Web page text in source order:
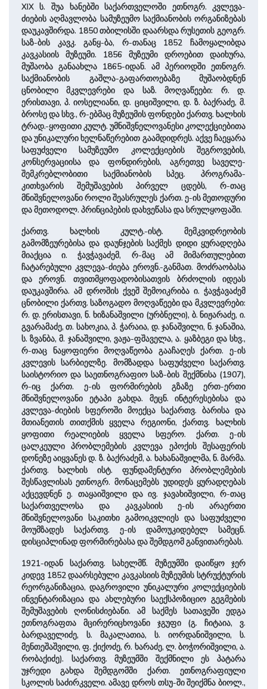
XIX ს. შუა ხანებში საქართველოში ეთნოგრ. კვლევა-
ძიების აღმავლობა სამუზეუმო საქმიანობის ორგანიზებას
დაუკავშირდა. 1850 თბილისში დაარსდა რუსეთის გეოგრ.
საზ-ბის კავკ. განყ-ბა, რ-თანაც 1852 ჩამოყალიბდა
კავკასიის მუზეუმი. 1856 მუზეუმი დროებით დაიხურა,
მუშაობა განაახლა 1865-იდან. ამ პერიოდში ეთნოგრ.
საქმიანობის გაშლა-გაფართოებაზე მუშაობდნენ
ცნობილი მკვლევრები და საზ. მოღვაწეები: რ. დ.
ერისთავი, პ. იოსელიანი, დ. ციციშვილი, დ. ზ. ბაქრაძე, მ.
ბროსე და სხვ., რ-ებმაც მუზეუმის ფონდები ქართვ. ხალხის
ტრად.-ყოფითი კულტ. უმნიშვნელოვანესი კოლექციებითა
და უნიკალური ხელნაწერებით გაამდიდრეს. აქვე ჩაეყარა
საფუძველი სამუზეუმო კოლექციების შეგროვების,
კონსერვაციისა და ფონდირების, აგრეთვე საველე-
შემკრებლობითი საქმიანობის სპეც. პროგრამა-
კითხვარის შემუშავების პირველ ცდებს, რ-თაც
მნიშვნელოვანი როლი შეასრულეს ქართ. ე-ის მეთოდური
და მეთოდოლ. პრინციპების დახვეწასა და სრულყოფაში.
ქართვ. ხალხის კულტ.-ისტ. მემკვიდრეობის
გამომზეურებისა და დაუნჯების საქმეს დიდი ყურადღება
მიაქცია ი. ჭავჭავაძემ, რ-მაც ამ მიმართულებით
ჩატარებული კვლევა-ძიება ეროვნ.-განმათ. მოძრაობასა
და ეროვნ. თვითმყოფადობისათვის ბრძოლის იდეას
დაუკავშირა. ამ დროშის ქვეშ შემოიკრიბა ი. ჭავჭავაძემ
ცნობილი ქართვ. საზოგადო მოღვაწეები და მკვლევრები:
რ. დ. ერისთავი, ნ. ხიზანაშვილი (ურბნელი), ბ. ნიჟარაძე, ი.
გვარამაძე, თ. სახოკია, პ. ჭარაია, დ. ჯანაშვილი, ნ. ჯანაშია,
ს. ზვანბა, მ. ჯანაშვილი, ვაჟა-ფშაველა, ა. ყაზბეგი და სხვ.,
რ-თაც ნაყოფიერი მოღვაწეობა გააჩაღეს ქართ. ე-ის
კვლევის სარბიელზე. მომზადდა საფუძველი საქართვ.
საისტორიო და საეთნოგრაფიო საზ-ბის შექმნისა (1907),
რ-იც ქართ. ე-ის ფორმირების გზაზე ერთ-ერთი
მნიშვნელოვანი ეტაპი გახდა. მეცნ. ინტერესებისა და
კვლევა-ძიების სფეროში მოექცა საქართვ. ბარისა და
მთიანეთის თითქმის ყველა რეგიონი, ქართვ. ხალხის
ყოფითი რეალიების ყველა სფერო. ქართ. ე-ის
ცალკეული პრობლემების კვლევა ეპოქის შესაფერის
დონეზე აიყვანეს დ. ზ. ბაქრაძემ, ა. ხახანაშვილმა, ნ. მარმა.
ქართვ. ხალხის ისტ. ფუნდამენტური პრობლემების
შესწავლისას ეთნოგრ. მონაცემებს უდიდეს ყურადღებას
აქცევდნენ ე. თაყაიშვილი და ივ. ჯავახიშვილი, რ-თაც
საქართველოსა და კავკასიის ე-ის არაერთი
მნიშვნელოვანი საკითხი გამოიკვლიეს და საფუძველი
მოუმზადეს საქართვ. ე-ის დამოუკიდებელ სამეცნ.
დისციპლინად ფორმირებასა და შემდგომ განვითარებას.
1921-იდან საქართვ. სახელმწ. მუზეუმში დაიწყო ჯერ
კიდევ 1852 დაარსებული კავკასიის მუზეუმის სტრუქტურის
რეორგანიზაცია, დაგროვილი უნიკალური კოლექციების
ინვენტარიზაცია და ახლებური საექსპოზიციო გეგმების
შემუშავების ღონისძიებანი. ამ საქმეს სათავეში ედგა
ეთნოგრაფთა მცირერიცხოვანი ჯგუფი (გ. ჩიტაია, ვ.
ბარდაველიძე, ს. მაკალათია, ს. იორდანიშვილი, ს.
მენთეშაშვილი, ფ. ქიქოძე, რ. ხარაძე, ლ. ბოჭორიშვილი, ა.
რობაქიძე). საქართვ. მუზეუმში შექმნილი ეს პატარა
უჯრედი გახდა შემდგომში ქართ. ეთნოგრაფიული
სკოლის საძირკველი. ამავე დროს თსუ-ში შეიქმნა ბიოლ.,